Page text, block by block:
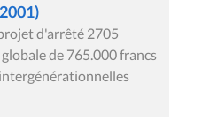
d'arrêté 2705
de 765.000 francs